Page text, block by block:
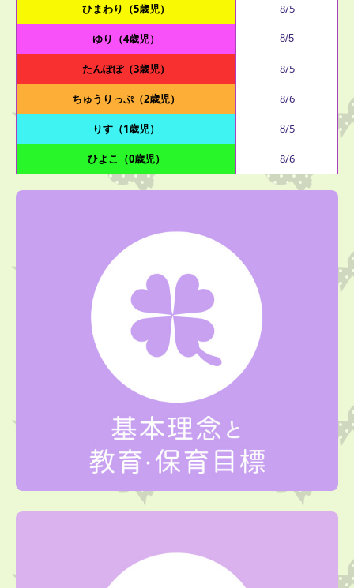
ひまわり（5歳児） 8/5
ゆり（4歳児） 8/5
たんぽぽ（3歳児） 8/5
ちゅうりっぷ（2歳児） 8/6
りす（1歳児） 8/5
ひよこ（0歳児） 8/6